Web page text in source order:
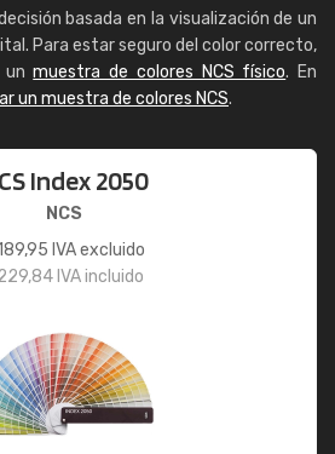
basada en la visualización de un
Para estar seguro del color correcto,
unmuestra de colores NCS físico. En
un muestra de colores NCS.
Index 2050
NCS
IVA excluido
IVA incluido